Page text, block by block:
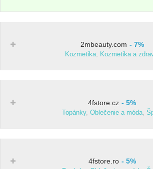
2mbeauty.com 7%
Kozmetika, Kozmetika a
4fstore.cz 5%
Topánky, Oblečenie a móda,
4fstore.ro 5%